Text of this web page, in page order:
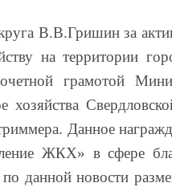
В.В.Гришин за
на территории
грамотой
хозяйства
Данное
ЖКХ» в сфере
данной новости